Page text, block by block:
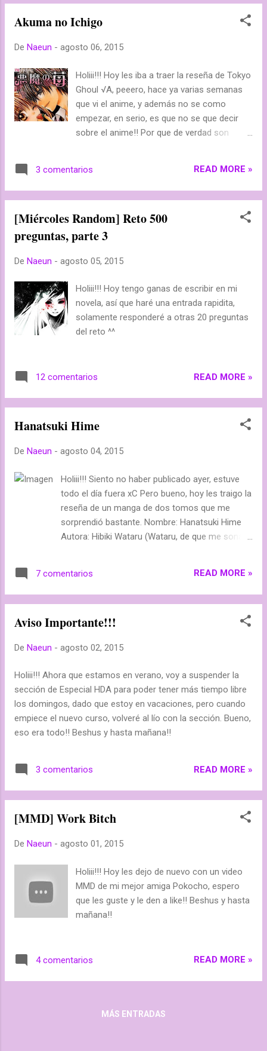
dashed; border-color: #FFF; font: 18px
#FFF !important; } h3.post-title { color:
scroll 0% 0%; text-align: center; border-width:
4px; border-style: double; border-color:
#DE795E; font: 18px serif !important; border-
radius: 20px; box-shadow: inset 0 0 5px #fff;
} h3.post-title a { color: darkred; } h3.post-
url("http://www.designbolts.com/wp-
white-seamless-websi...
Akuma no Ichigo
De Naeun - agosto 06, 2015
Holiii!!! Hoy les iba a traer la reseña de Tokyo
Ghoul √A, peeero, hace ya varias semanas
que vi el anime, y además no se como
empezar, en serio, es que no se que decir
sobre el anime!! Por que de verdad son
Así que hoy les traigo la reseña de Akuma
no Ichigo, un manga de un solo tomo (ahora
no Ichigo. Autor/a: Kayoru Género: shôjo,
vida escolar Editorial: ? Volúmenes: 1 tomo
está interesada en la creación de ropa al
provoca un encuentro inesperado..¿es lo que
llamamos amor?... ( Sweet Yaoi Fansub )
3 comentarios READ MORE »
[Miércoles Random] Reto 500
preguntas, parte 3
De Naeun - agosto 05, 2015
Holiii!!! Hoy tengo ganas de escribir en mi
novela, así que haré una entrada rapidita,
solamente responderé a otras 20 preguntas
del reto ^^
12 comentarios READ MORE »
Hanatsuki Hime
De Naeun - agosto 04, 2015
Holiii!!! Siento no haber publicado ayer, estuve
todo el día fuera xC Pero bueno, hoy les traigo la
reseña de un manga de dos tomos que me
sorprendió bastante. Nombre: Hanatsuki Hime
Autora: Hibiki Wataru (Wataru, de que me sonará
segura, si estoy equivocada por favor me lo
comunican. Volúmenes: 2 Tomos, en total ocho
con una flor espléndida floración en el pecho."
absoluto. Para salvarla, su madre hizo un
prestado su corazón hasta el día que cumpla
dieciséis años ... ( TuMangaOnline )
7 comentarios READ MORE »
Aviso Importante!!!
De Naeun - agosto 02, 2015
Holiii!!! Ahora que estamos en verano, voy a suspender la
sección de Especial HDA para poder tener más tiempo libre
los domingos, dado que estoy en vacaciones, pero cuando
empiece el nuevo curso, volveré al lío con la sección. Bueno,
eso era todo!! Beshus y hasta mañana!!
3 comentarios READ MORE »
[MMD] Work Bitch
De Naeun - agosto 01, 2015
Holiii!!! Hoy les dejo de nuevo con un video
MMD de mi mejor amiga Pokocho, espero
que les guste y le den a like!! Beshus y hasta
mañana!!
4 comentarios READ MORE »
MÁS ENTRADAS